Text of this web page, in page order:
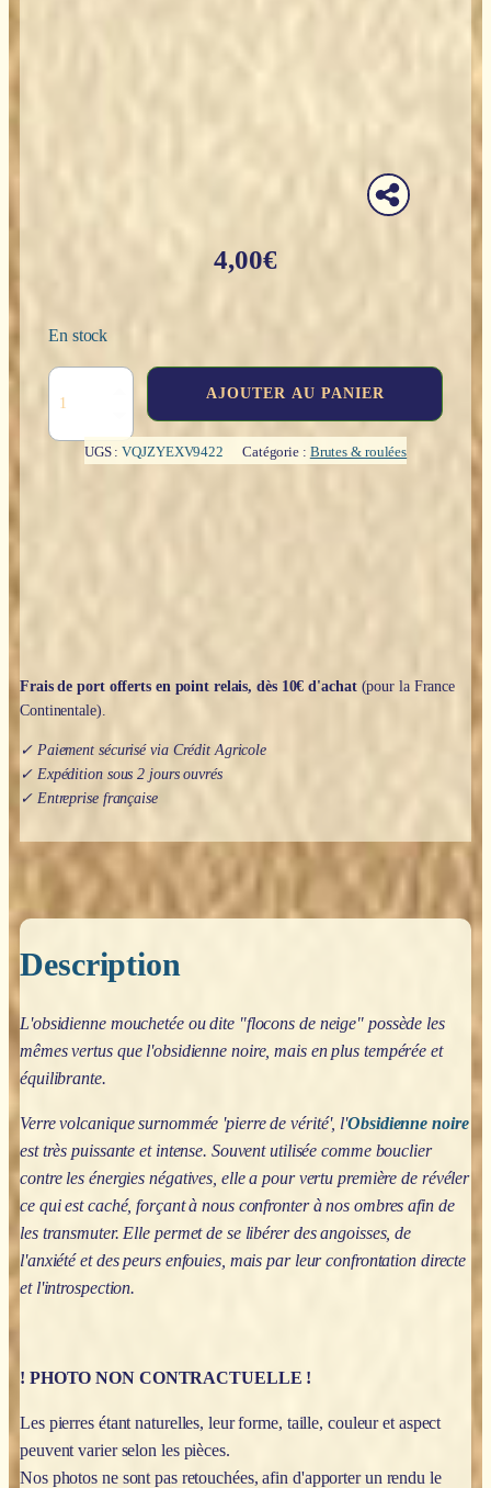
4,00€
En stock
mouchetée
(roulée)
AJOUTER AU PANIER
UGS :VQJZYEXV9422 Catégorie : Brutes & roulées
Frais de port offerts en point relais, dès 10€ d'achat(pour la France
Continentale).
✓ Paiement sécurisé via Crédit Agricole
✓ Expédition sous 2 jours ouvrés
✓ Entreprise française
Description
L'obsidienne mouchetée ou dite "flocons de neige" possède les
mêmes vertus que l'obsidienne noire, mais en plus tempérée et
équilibrante.
Verre volcanique surnommée 'pierre de vérité', l'Obsidienne noire
est très puissante et intense. Souvent utilisée comme bouclier
contre les énergies négatives, elle a pour vertu première de révéler
ce qui est caché, forçant à nous confronter à nos ombres afin de
les transmuter. Elle permet de se libérer des angoisses, de
l'anxiété et des peurs enfouies, mais par leur confrontation directe
et l'introspection.
! PHOTO NON CONTRACTUELLE !
Les pierres étant naturelles, leur forme, taille, couleur et aspect
peuvent varier selon les pièces.
Nos photos ne sont pas retouchées, afin d'apporter un rendu le